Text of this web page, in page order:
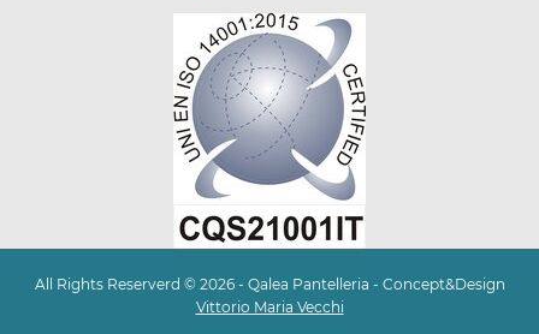
All Rights Reserverd © 2026 - Qalea Pantelleria - Concept&Design
Vittorio Maria Vecchi